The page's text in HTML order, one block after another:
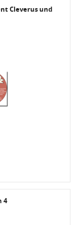
Cleverus und
4